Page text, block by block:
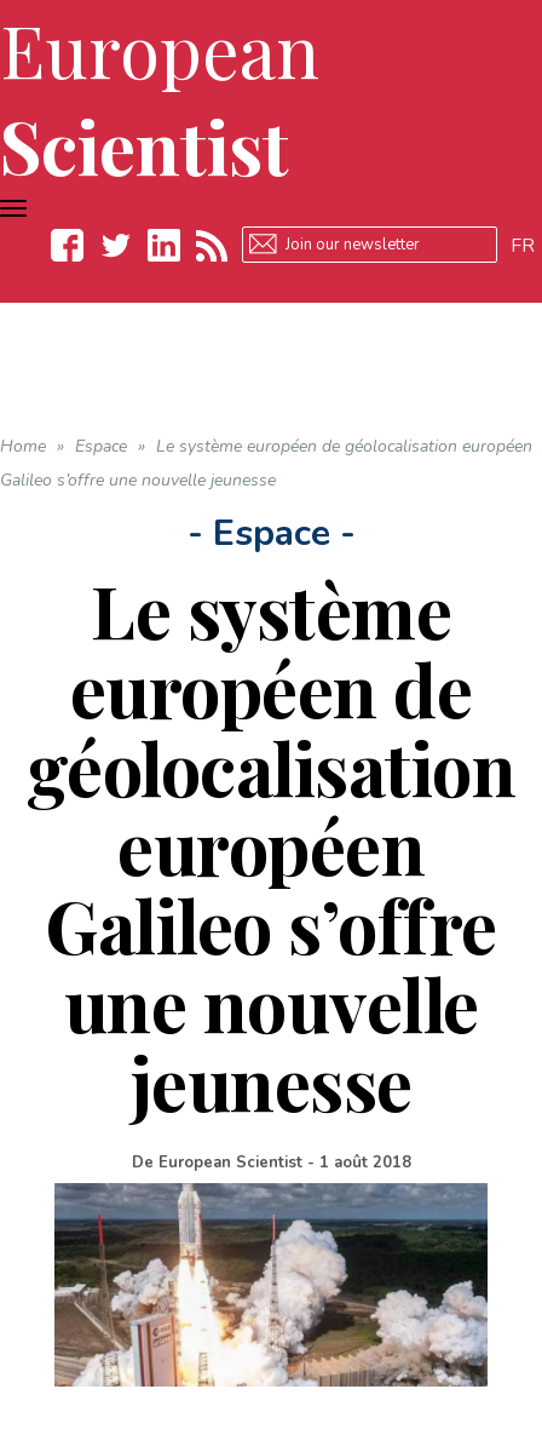
European
Scientist
FR
TOGGLE
NAVIGATION
Home » Espace » Le système européen de géolocalisation européen
Galileo s’offre une nouvelle jeunesse
- Espace -
Le système
européen de
géolocalisation
européen
Galileo s’offre
une nouvelle
jeunesse
De European Scientist - 1 août 2018